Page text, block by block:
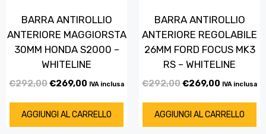
BARRA ANTIROLLIO
ANTERIORE MAGGIORSTA
30MM HONDA S2000 –
WHITELINE
€292,00€269,00 IVA inclusa
AGGIUNGI AL CARRELLO
BARRA ANTIROLLIO
ANTERIORE REGOLABILE
26MM FORD FOCUS MK3
RS – WHITELINE
€292,00€269,00 IVA inclusa
AGGIUNGI AL CARRELLO